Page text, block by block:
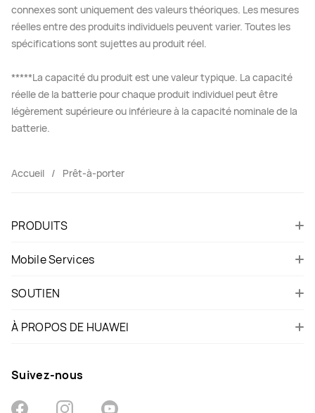
connexes sont uniquement des valeurs théoriques. Les mesures
réelles entre des produits individuels peuvent varier. Toutes les
spécifications sont sujettes au produit réel.
*****La capacité du produit est une valeur typique. La capacité
réelle de la batterie pour chaque produit individuel peut être
légèrement supérieure ou inférieure à la capacité nominale de la
batterie.
Accueil Prêt-à-porter
PRODUITS
Mobile Services
SOUTIEN
À PROPOS DE HUAWEI
Suivez-nous